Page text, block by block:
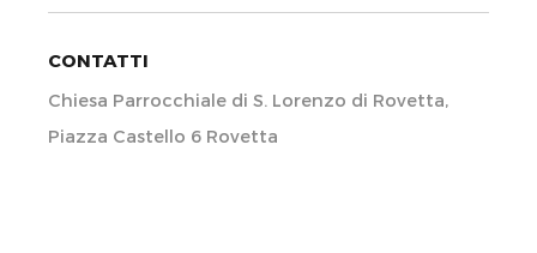
CONTATTI
Chiesa Parrocchiale di S. Lorenzo di Rovetta,
Piazza Castello 6 Rovetta